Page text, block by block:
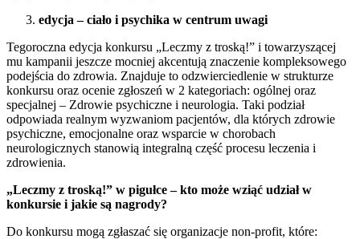
edycja – ciało i psychika w centrum uwagi
Tegoroczna edycja konkursu „Leczmy z troską!” i towarzyszącej
mu kampanii jeszcze mocniej akcentują znaczenie kompleksowego
podejścia do zdrowia. Znajduje to odzwierciedlenie w strukturze
konkursu oraz ocenie zgłoszeń w 2 kategoriach: ogólnej oraz
specjalnej – Zdrowie psychiczne i neurologia. Taki podział
odpowiada realnym wyzwaniom pacjentów, dla których zdrowie
psychiczne, emocjonalne oraz wsparcie w chorobach
neurologicznych stanowią integralną część procesu leczenia i
zdrowienia.
„Leczmy z troską!” w pigułce – kto może wziąć udział w
konkursie i jakie są nagrody?
Do konkursu mogą zgłaszać się organizacje non-profit, które: